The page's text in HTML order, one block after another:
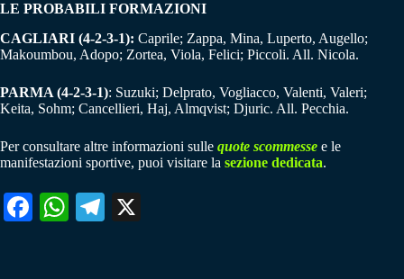
LE PROBABILI FORMAZIONI
CAGLIARI (4-2-3-1): Caprile; Zappa, Mina, Luperto, Augello;
Makoumbou, Adopo; Zortea, Viola, Felici; Piccoli. All. Nicola.
PARMA (4-2-3-1): Suzuki; Delprato, Vogliacco, Valenti, Valeri;
Keita, Sohm; Cancellieri, Haj, Almqvist; Djuric. All. Pecchia.
Per consultare altre informazioni sulle quote scommesse e le
manifestazioni sportive, puoi visitare la sezione dedicata.
Fa W
Te